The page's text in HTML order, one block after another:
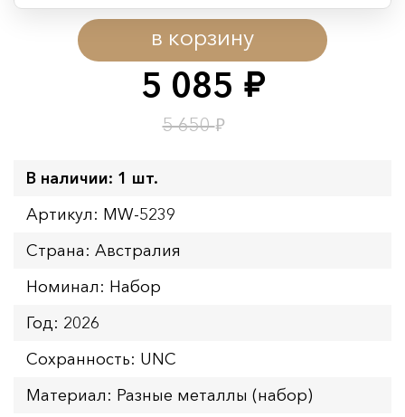
5 085 руб.
5 650₽
в корзину
Период действия акции:
Начало:
08.08.2026 00:01
Окончание:
09.08.2026 23:59
Время до окончания:
В наличии: 1 шт.
Артикул: MW-5239
Страна: Австралия
Номинал: Набор
Год: 2026
Сохранность: UNC
Материал: Разные металлы (набор)